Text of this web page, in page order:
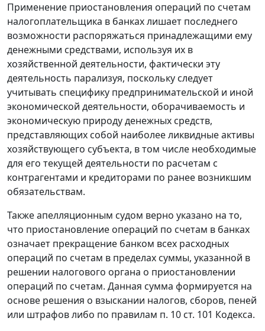
Применение приостановления операций по счетам
налогоплательщика в банках лишает последнего
возможности распоряжаться принадлежащими ему
денежными средствами, используя их в
хозяйственной деятельности, фактически эту
деятельность парализуя, поскольку следует
учитывать специфику предпринимательской и иной
экономической деятельности, оборачиваемость и
экономическую природу денежных средств,
представляющих собой наиболее ликвидные активы
хозяйствующего субъекта, в том числе необходимые
для его текущей деятельности по расчетам с
контрагентами и кредиторами по ранее возникшим
обязательствам.
Также апелляционным судом верно указано на то,
что приостановление операций по счетам в банках
означает прекращение банком всех расходных
операций по счетам в пределах суммы, указанной в
решении налогового органа о приостановлении
операций по счетам. Данная сумма формируется на
основе решения о взыскании налогов, сборов, пеней
или штрафов либо по правилам п. 10 ст. 101 Кодекса.